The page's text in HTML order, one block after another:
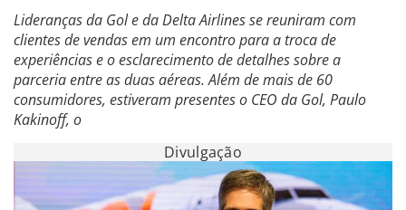
Lideranças da Gol e da Delta Airlines se reuniram com
clientes de vendas em um encontro para a troca de
experiências e o esclarecimento de detalhes sobre a
parceria entre as duas aéreas. Além de mais de 60
consumidores, estiveram presentes o CEO da Gol, Paulo
Kakinoff, o
Divulgação